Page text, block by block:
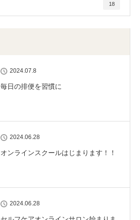
18
2024.07.8
毎日の排便を習慣に
2024.06.28
オンラインスクールはじまります！！
2024.06.28